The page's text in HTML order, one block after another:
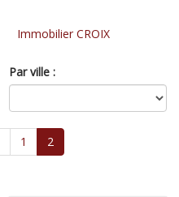
Immobilier CROIX
Par ville :
1 2